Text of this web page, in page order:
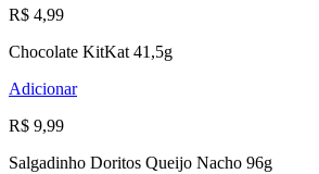
R$ 4,99
Chocolate KitKat 41,5g
Adicionar
R$ 9,99
Salgadinho Doritos Queijo Nacho 96g